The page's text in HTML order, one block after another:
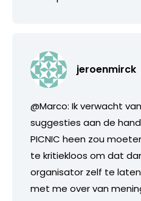
jeroenmirck
@Marco: Ik verwacht
suggesties aan de
PICNIC heen zou
te kritiekloos om dat
organisator zelf te
met me over van